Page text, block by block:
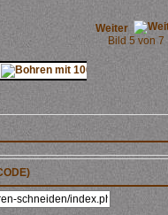
Weiter
Bild 5 von 7